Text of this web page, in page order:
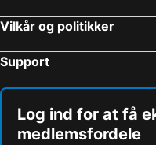
Vilkår og politikker
Support
Log ind for at få
medlemsfordele